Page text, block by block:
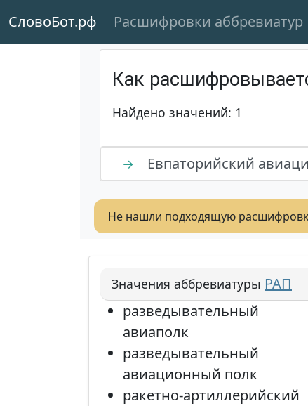
СловоБот.рф Расшифровки аббревиатур
Как
Найдено значений: 1
→ Евпаторийский
Не нашли подходящую
Значения аббревиатуры РАП
разведывательный
авиаполк
разведывательный
авиационный полк
ракетно-артиллерийский